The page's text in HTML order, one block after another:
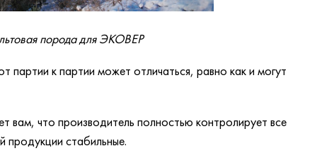
порода для ЭКОВЕР
партии к партии может отличаться, равно как и могут
вам, что производитель полностью контролирует все
продукции стабильные.